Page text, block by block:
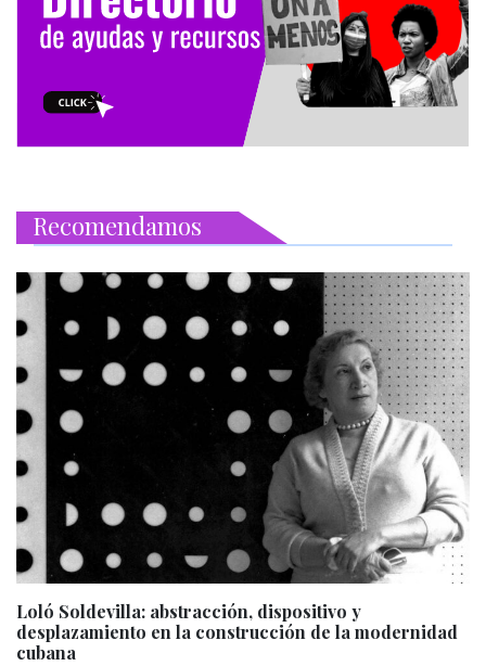
Recomendamos
Loló Soldevilla: abstracción, dispositivo y
desplazamiento en la construcción de la modernidad
cubana